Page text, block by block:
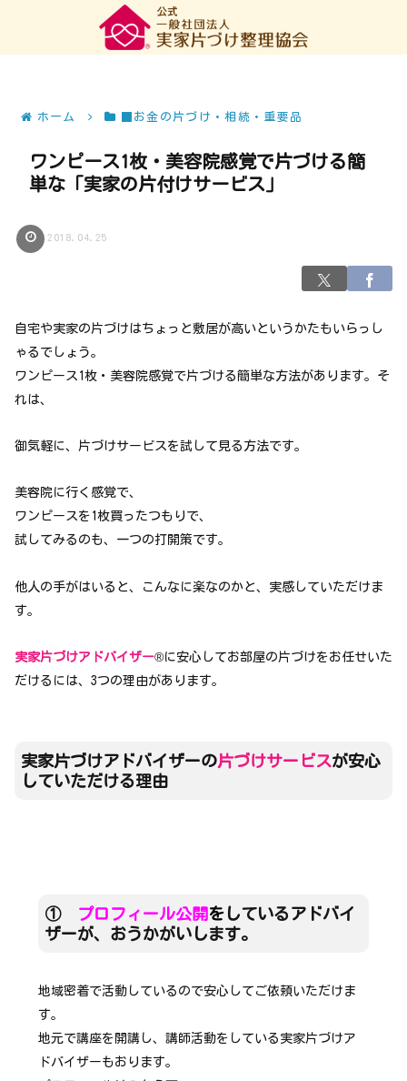
ホーム ■お金の片づけ・相続・重要品
ワンピース1枚・美容院感覚で片づける簡
単な「実家の片付けサービス」
2018.04.25
自宅や実家の片づけはちょっと敷居が高いというかたもいらっし
ゃるでしょう。
ワンピース1枚・美容院感覚で片づける簡単な方法があります。そ
れは、
御気軽に、片づけサービスを試して見る方法です。
美容院に行く感覚で、
ワンピースを1枚買ったつもりで、
試してみるのも、一つの打開策です。
他人の手がはいると、こんなに楽なのかと、実感していただけま
す。
実家片づけアドバイザー®に安心してお部屋の片づけをお任せいた
だけるには、3つの理由があります。
実家片づけアドバイザーの片づけサービスが安心
していただける理由
① プロフィール公開を しているアドバイ
ザーが、おうかがいします。
地域密着で活動しているので安心してご依頼いただけま
す。
地元で講座を開講し、講師活動をしている実家片づけア
ドバイザーもおります。